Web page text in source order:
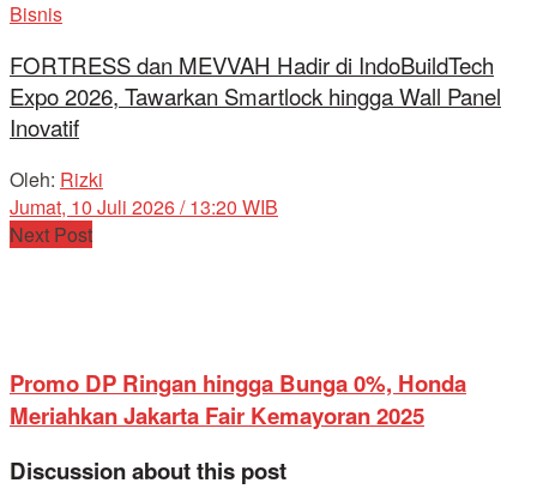
Bisnis
FORTRESS dan MEVVAH Hadir di IndoBuildTech
Expo 2026, Tawarkan Smartlock hingga Wall Panel
Inovatif
Oleh: Rizki
Jumat, 10 Juli 2026 / 13:20 WIB
Next Post
Promo DP Ringan hingga Bunga 0%, Honda
Meriahkan Jakarta Fair Kemayoran 2025
Discussion about this post